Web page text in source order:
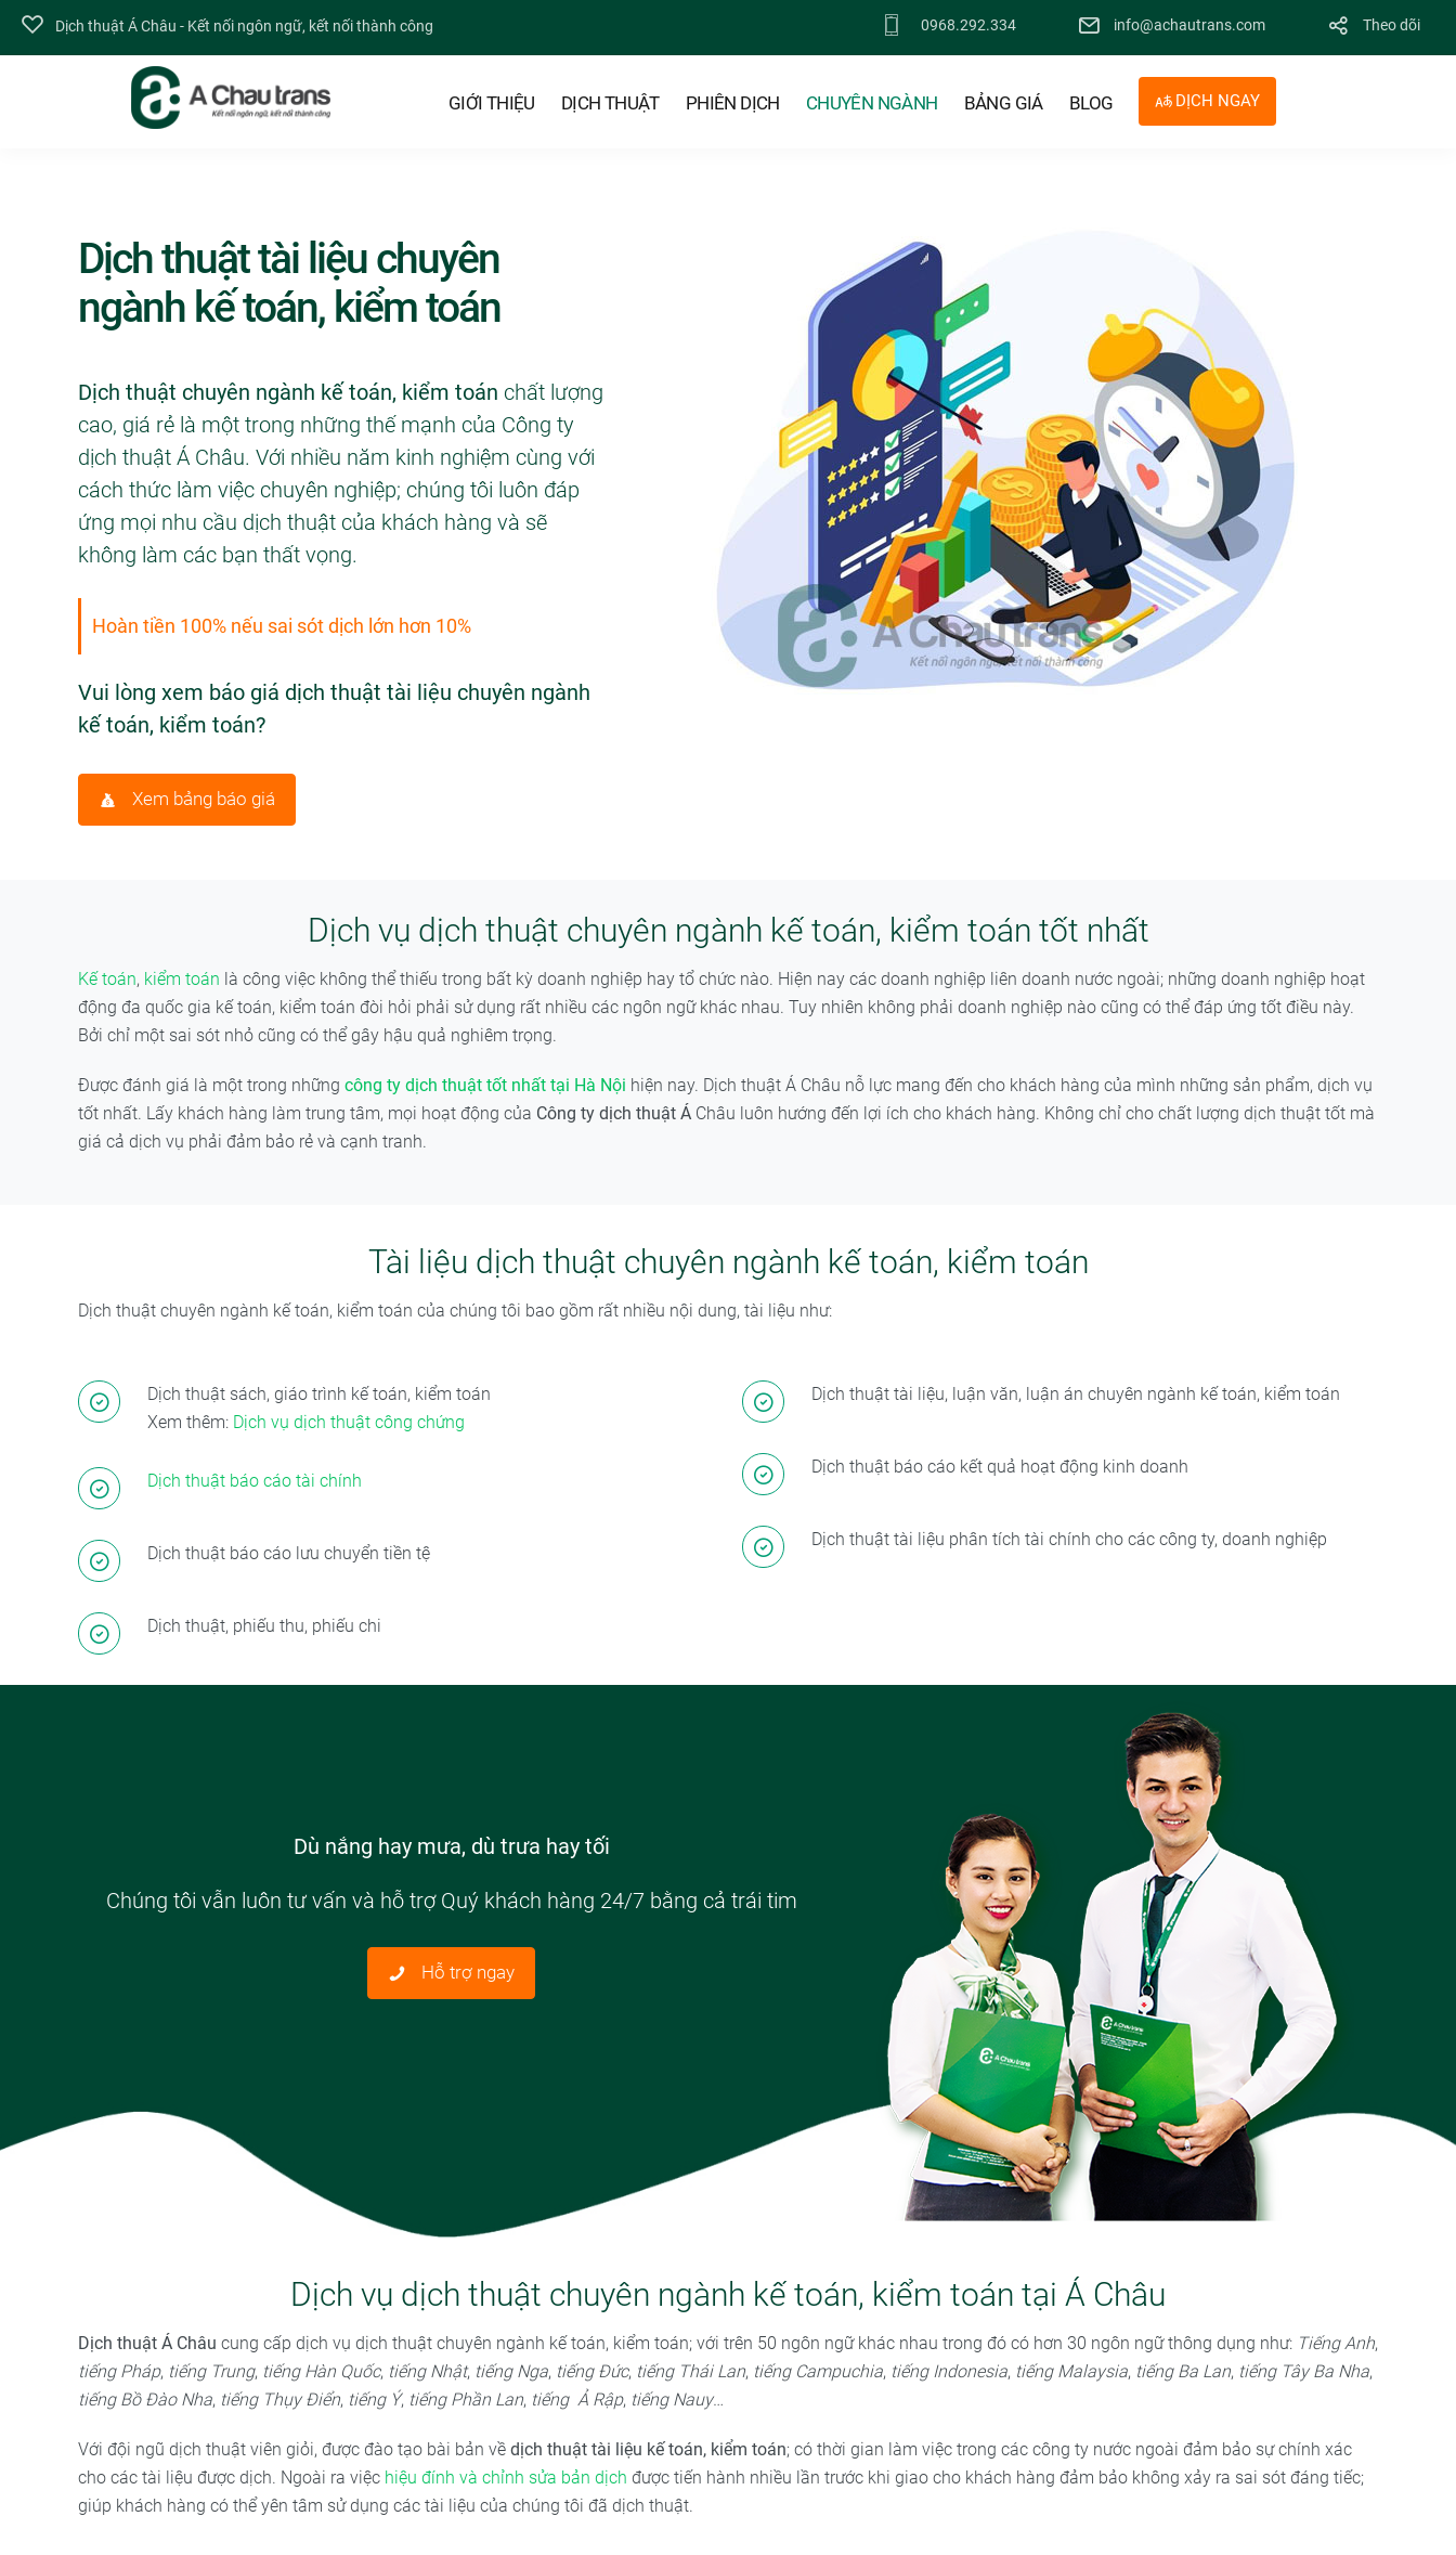
Dịch thuật Á Châu - Kết nối ngôn ngữ, kết nối thành công 0968.292.334 info@achautrans.com Theo dõi
GIỚI THIỆU DỊCH THUẬT PHIÊN DỊCH CHUYÊN NGÀNH BẢNG GIÁ BLOG DỊCH NGAY
Dịch thuật tài liệu chuyên
ngành kế toán, kiểm toán
Dịch thuật chuyên ngành kế toán, kiểm toán chất lượng
cao, giá rẻ là một trong những thế mạnh của Công ty
dịch thuật Á Châu. Với nhiều năm kinh nghiệm cùng với
cách thức làm việc chuyên nghiệp; chúng tôi luôn đáp
ứng mọi nhu cầu dịch thuật của khách hàng và sẽ
không làm các bạn thất vọng.
Hoàn tiền 100% nếu sai sót dịch lớn hơn 10%
Vui lòng xem báo giá dịch thuật tài liệu chuyên ngành
kế toán, kiểm toán?
Xem bảng báo giá
Dịch vụ dịch thuật chuyên ngành kế toán, kiểm toán tốt nhất
Kế toán, kiểm toán là công việc không thể thiếu trong bất kỳ doanh nghiệp hay tổ chức nào. Hiện nay các doanh nghiệp liên doanh nước ngoài; những doanh nghiệp hoạt
động đa quốc gia kế toán, kiểm toán đòi hỏi phải sử dụng rất nhiều các ngôn ngữ khác nhau. Tuy nhiên không phải doanh nghiệp nào cũng có thể đáp ứng tốt điều này.
Bởi chỉ một sai sót nhỏ cũng có thể gây hậu quả nghiêm trọng.
Được đánh giá là một trong những công ty dịch thuật tốt nhất tại Hà Nội hiện nay. Dịch thuật Á Châu nỗ lực mang đến cho khách hàng của mình những sản phẩm, dịch vụ
tốt nhất. Lấy khách hàng làm trung tâm, mọi hoạt động của Công ty dịch thuật Á Châu luôn hướng đến lợi ích cho khách hàng. Không chỉ cho chất lượng dịch thuật tốt mà
giá cả dịch vụ phải đảm bảo rẻ và cạnh tranh.
Tài liệu dịch thuật chuyên ngành kế toán, kiểm toán
Dịch thuật chuyên ngành kế toán, kiểm toán của chúng tôi bao gồm rất nhiều nội dung, tài liệu như:
Dịch thuật sách, giáo trình kế toán, kiểm toán
Xem thêm: Dịch vụ dịch thuật công chứng
Dịch thuật báo cáo tài chính
Dịch thuật báo cáo lưu chuyển tiền tệ
Dịch thuật, phiếu thu, phiếu chi
Dịch thuật tài liệu, luận văn, luận án chuyên ngành kế toán, kiểm toán
Dịch thuật báo cáo kết quả hoạt động kinh doanh
Dịch thuật tài liệu phân tích tài chính cho các công ty, doanh nghiệp
Dù nắng hay mưa, dù trưa hay tối
Chúng tôi vẫn luôn tư vấn và hỗ trợ Quý khách hàng 24/7 bằng cả trái tim
Hỗ trợ ngay
Dịch vụ dịch thuật chuyên ngành kế toán, kiểm toán tại Á Châu
Dịch thuật Á Châu cung cấp dịch vụ dịch thuật chuyên ngành kế toán, kiểm toán; với trên 50 ngôn ngữ khác nhau trong đó có hơn 30 ngôn ngữ thông dụng như: Tiếng Anh,
tiếng Pháp, tiếng Trung, tiếng Hàn Quốc, tiếng Nhật, tiếng Nga, tiếng Đức, tiếng Thái Lan, tiếng Campuchia, tiếng Indonesia, tiếng Malaysia, tiếng Ba Lan, tiếng Tây Ba Nha,
tiếng Bồ Đào Nha, tiếng Thụy Điển, tiếng Ý, tiếng Phần Lan, tiếng Ả Rập, tiếng Nauy…
Với đội ngũ dịch thuật viên giỏi, được đào tạo bài bản về dịch thuật tài liệu kế toán, kiểm toán; có thời gian làm việc trong các công ty nước ngoài đảm bảo sự chính xác
cho các tài liệu được dịch. Ngoài ra việc hiệu đính và chỉnh sửa bản dịch được tiến hành nhiều lần trước khi giao cho khách hàng đảm bảo không xảy ra sai sót đáng tiếc;
giúp khách hàng có thể yên tâm sử dụng các tài liệu của chúng tôi đã dịch thuật.